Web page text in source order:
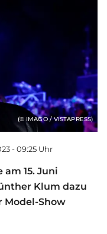
(© IMAGO / VISTAPRESS)
- 09:25 Uhr
15. Juni
Klum dazu
Model-Show